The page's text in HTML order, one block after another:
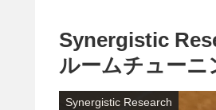
Synergistic
ルームチューニ
Synergistic Research